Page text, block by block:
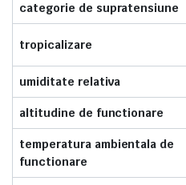
categorie de supratensiune
tropicalizare
umiditate relativa
altitudine de functionare
temperatura ambientala de
functionare